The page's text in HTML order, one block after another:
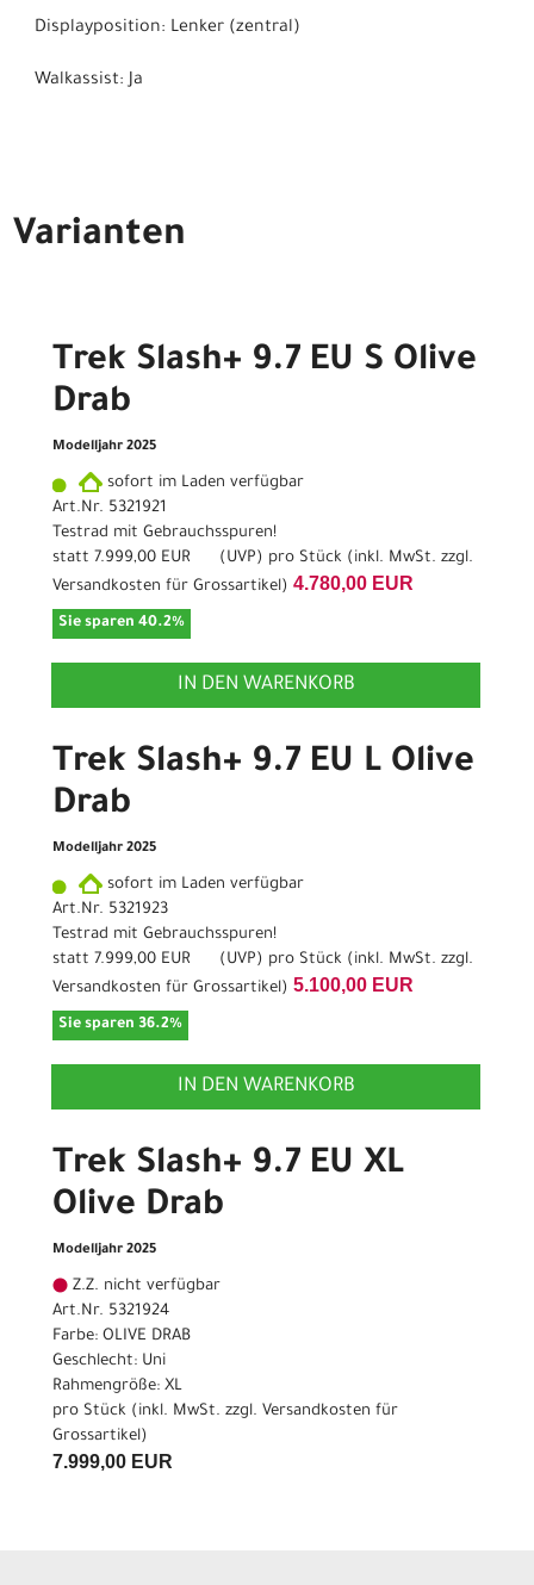
Displayposition: Lenker (zentral)
Walkassist: Ja
Varianten
Trek Slash+ 9.7 EU S Olive
Drab
Modelljahr 2025
sofort im Laden verfügbar
Art.Nr. 5321921
Testrad mit Gebrauchsspuren!
statt 7.999,00 EUR ( UVP) pro Stück (inkl. MwSt. zzgl.
Versandkosten für Grossartikel) 4.780,00 EUR
Sie sparen 40.2%
IN DEN WARENKORB
Trek Slash+ 9.7 EU L Olive
Drab
Modelljahr 2025
sofort im Laden verfügbar
Art.Nr. 5321923
Testrad mit Gebrauchsspuren!
statt 7.999,00 EUR ( UVP) pro Stück (inkl. MwSt. zzgl.
Versandkosten für Grossartikel) 5.100,00 EUR
Sie sparen 36.2%
IN DEN WARENKORB
Trek Slash+ 9.7 EU XL
Olive Drab
Modelljahr 2025
Z.Z. nicht verfügbar
Art.Nr. 5321924
Farbe: OLIVE DRAB
Geschlecht: Uni
Rahmengröße: XL
pro Stück (inkl. MwSt. zzgl. Versandkosten für
Grossartikel)
7.999,00 EUR